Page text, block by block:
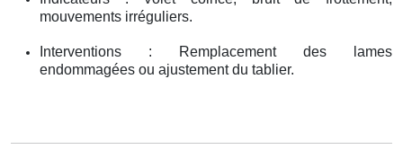
mouvements irréguliers.
Interventions : Remplacement des lames
endommagées ou ajustement du tablier.